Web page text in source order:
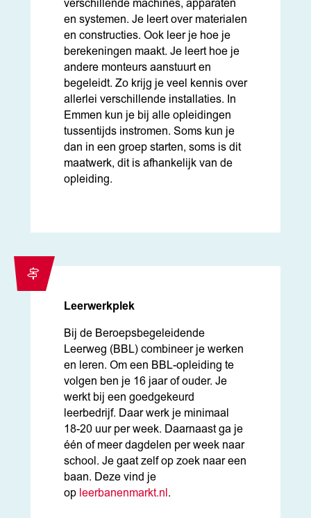
verschillende machines, apparaten
en systemen. Je leert over materialen
en constructies. Ook leer je hoe je
berekeningen maakt. Je leert hoe je
andere monteurs aanstuurt en
begeleidt. Zo krijg je veel kennis over
allerlei verschillende installaties. In
Emmen kun je bij alle opleidingen
tussentijds instromen. Soms kun je
dan in een groep starten, soms is dit
maatwerk, dit is afhankelijk van de
opleiding.
Leerwerkplek
Bij de Beroepsbegeleidende
Leerweg (BBL) combineer je werken
en leren. Om een BBL-opleiding te
volgen ben je 16 jaar of ouder. Je
werkt bij een goedgekeurd
leerbedrijf. Daar werk je minimaal
18-20 uur per week. Daarnaast ga je
één of meer dagdelen per week naar
school. Je gaat zelf op zoek naar een
baan. Deze vind je
op leerbanenmarkt.nl .